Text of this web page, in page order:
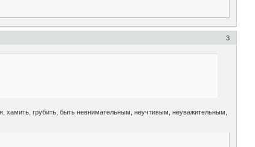
3
хамить, грубить, быть невнимательным, неучтивым, неуважительным,